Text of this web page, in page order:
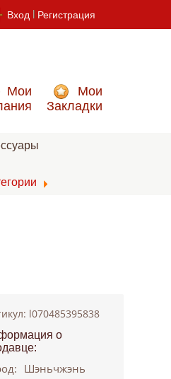
Вход Регистрация
Мои
Мои
Закладки
l070485395838
о
Шэньчжэнь